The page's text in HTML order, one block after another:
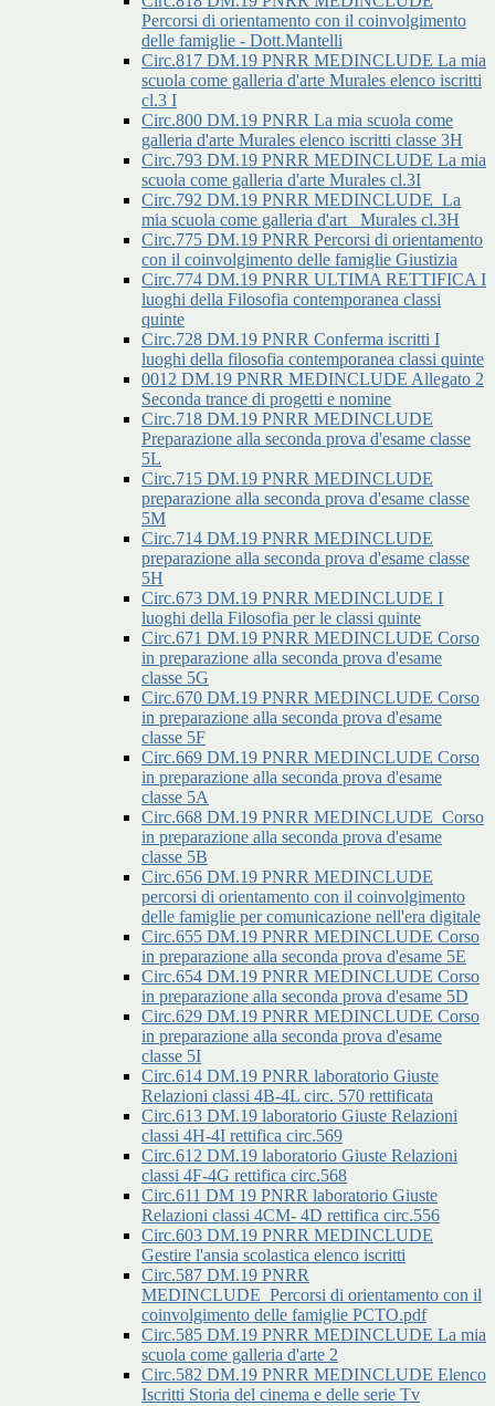
Percorsi di orientamento con il coinvolgimento
delle famiglie - Dott.Mantelli
Circ.817 DM.19 PNRR MEDINCLUDE La mia
scuola come galleria d'arte Murales elenco iscritti
cl.3 I
Circ.800 DM.19 PNRR La mia scuola come
galleria d'arte Murales elenco iscritti classe 3H
Circ.793 DM.19 PNRR MEDINCLUDE La mia
scuola come galleria d'arte Murales cl.3I
Circ.792 DM.19 PNRR MEDINCLUDE_La
mia scuola come galleria d'art _Murales cl.3H
Circ.775 DM.19 PNRR Percorsi di orientamento
con il coinvolgimento delle famiglie Giustizia
Circ.774 DM.19 PNRR ULTIMA RETTIFICA I
luoghi della Filosofia contemporanea classi
quinte
Circ.728 DM.19 PNRR Conferma iscritti I
luoghi della filosofia contemporanea classi quinte
0012 DM.19 PNRR MEDINCLUDE Allegato 2
Seconda trance di progetti e nomine
Circ.718 DM.19 PNRR MEDINCLUDE
Preparazione alla seconda prova d'esame classe
5L
Circ.715 DM.19 PNRR MEDINCLUDE
preparazione alla seconda prova d'esame classe
5M
Circ.714 DM.19 PNRR MEDINCLUDE
preparazione alla seconda prova d'esame classe
5H
Circ.673 DM.19 PNRR MEDINCLUDE I
luoghi della Filosofia per le classi quinte
Circ.671 DM.19 PNRR MEDINCLUDE Corso
in preparazione alla seconda prova d'esame
classe 5G
Circ.670 DM.19 PNRR MEDINCLUDE Corso
in preparazione alla seconda prova d'esame
classe 5F
Circ.669 DM.19 PNRR MEDINCLUDE Corso
in preparazione alla seconda prova d'esame
classe 5A
Circ.668 DM.19 PNRR MEDINCLUDE_Corso
in preparazione alla seconda prova d'esame
classe 5B
Circ.656 DM.19 PNRR MEDINCLUDE
percorsi di orientamento con il coinvolgimento
delle famiglie per comunicazione nell'era digitale
Circ.655 DM.19 PNRR MEDINCLUDE Corso
in preparazione alla seconda prova d'esame 5E
Circ.654 DM.19 PNRR MEDINCLUDE Corso
in preparazione alla seconda prova d'esame 5D
Circ.629 DM.19 PNRR MEDINCLUDE Corso
in preparazione alla seconda prova d'esame
classe 5I
Circ.614 DM.19 PNRR laboratorio Giuste
Relazioni classi 4B-4L circ. 570 rettificata
Circ.613 DM.19 laboratorio Giuste Relazioni
classi 4H-4I rettifica circ.569
Circ.612 DM.19 laboratorio Giuste Relazioni
classi 4F-4G rettifica circ.568
Circ.611 DM 19 PNRR laboratorio Giuste
Relazioni classi 4CM- 4D rettifica circ.556
Circ.603 DM.19 PNRR MEDINCLUDE
Gestire l'ansia scolastica elenco iscritti
Circ.587 DM.19 PNRR
MEDINCLUDE_Percorsi di orientamento con il
coinvolgimento delle famiglie PCTO.pdf
Circ.585 DM.19 PNRR MEDINCLUDE La mia
scuola come galleria d'arte 2
Circ.582 DM.19 PNRR MEDINCLUDE Elenco
Iscritti Storia del cinema e delle serie Tv